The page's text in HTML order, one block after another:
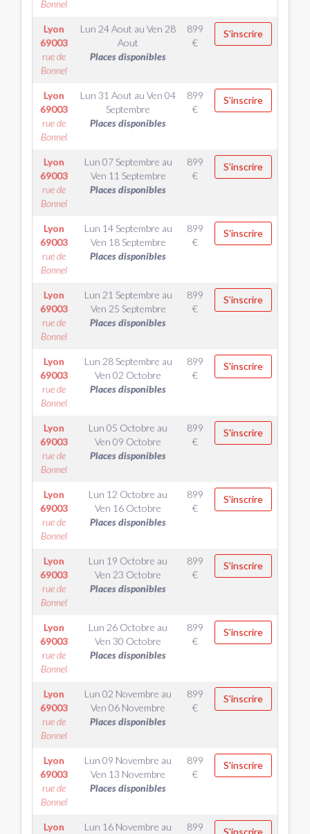
Bonnel
Lyon
69003
rue de
Bonnel
Lun 24 Aout au Ven 28
Aout
Places disponibles
899
€
S'inscrire
Lyon
69003
rue de
Bonnel
Lun 31 Aout au Ven 04
Septembre
Places disponibles
899
€
S'inscrire
Lyon
69003
rue de
Bonnel
Lun 07 Septembre au
Ven 11 Septembre
Places disponibles
899
€
S'inscrire
Lyon
69003
rue de
Bonnel
Lun 14 Septembre au
Ven 18 Septembre
Places disponibles
899
€
S'inscrire
Lyon
69003
rue de
Bonnel
Lun 21 Septembre au
Ven 25 Septembre
Places disponibles
899
€
S'inscrire
Lyon
69003
rue de
Bonnel
Lun 28 Septembre au
Ven 02 Octobre
Places disponibles
899
€
S'inscrire
Lyon
69003
rue de
Bonnel
Lun 05 Octobre au
Ven 09 Octobre
Places disponibles
899
€
S'inscrire
Lyon
69003
rue de
Bonnel
Lun 12 Octobre au
Ven 16 Octobre
Places disponibles
899
€
S'inscrire
Lyon
69003
rue de
Bonnel
Lun 19 Octobre au
Ven 23 Octobre
Places disponibles
899
€
S'inscrire
Lyon
69003
rue de
Bonnel
Lun 26 Octobre au
Ven 30 Octobre
Places disponibles
899
€
S'inscrire
Lyon
69003
rue de
Bonnel
Lun 02 Novembre au
Ven 06 Novembre
Places disponibles
899
€
S'inscrire
Lyon
69003
rue de
Bonnel
Lun 09 Novembre au
Ven 13 Novembre
Places disponibles
899
€
S'inscrire
Lyon
Lun 16 Novembre au
899
S'inscrire